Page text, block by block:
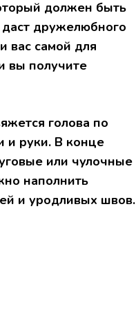
должен быть
дружелюбного
вас самой для
вы получите
голова по
и руки. В конце
или чулочные
наполнить
и уродливых швов.